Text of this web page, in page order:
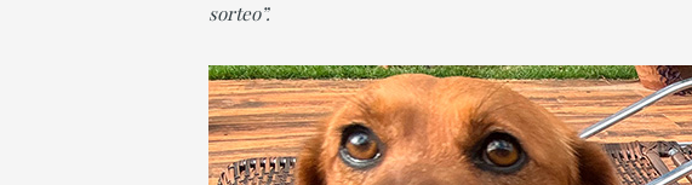
sorteo”.